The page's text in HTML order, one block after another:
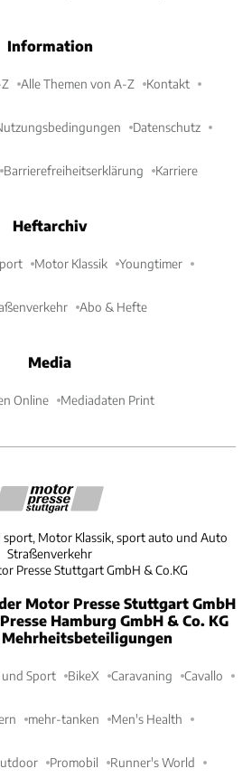
Information
Alle Themen von A-Z Kontakt
Datenschutz
Barrierefreiheitserklärung Karriere
Heftarchiv
Motor Klassik Youngtimer
Abo & Hefte
Media
Online Mediadaten Print
Motor Klassik, sport auto und Auto
Straßenverkehr
Presse Stuttgart GmbH & Co.KG
Motor Presse Stuttgart GmbH
Hamburg GmbH & Co. KG
Mehrheitsbeteiligungen
Sport BikeX Caravaning Cavallo
mehr-tanken Men's Health
Promobil Runner's World